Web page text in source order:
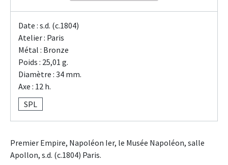
Date : s.d. (c.1804)
Atelier : Paris
Métal : Bronze
Poids : 25,01 g.
Diamètre : 34 mm.
Axe : 12 h.
SPL
Premier Empire, Napoléon Ier, le Musée Napoléon, salle
Apollon, s.d. (c.1804) Paris.